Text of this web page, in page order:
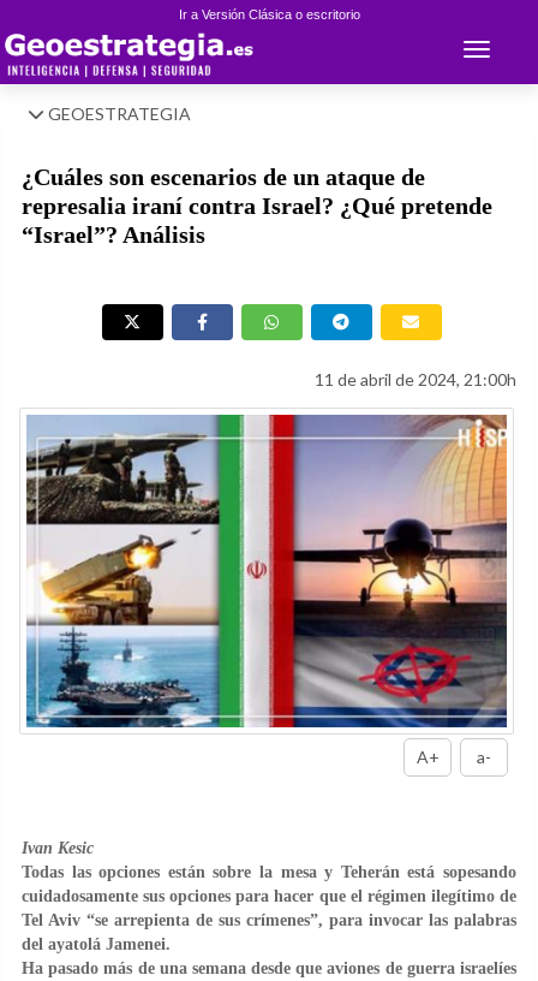
Ir a Versión Clásica o escritorio
Toggle
GEOESTRATEGIA
¿Cuáles son escenarios de un ataque de
represalia iraní contra Israel? ¿Qué pretende
“Israel”? Análisis
11 de abril de 2024, 21:00h
A+ a-
Ivan Kesic
Todas las opciones están sobre la mesa y Teherán está sopesando
cuidadosamente sus opciones para hacer que el régimen ilegítimo de
Tel Aviv “se arrepienta de sus crímenes”, para invocar las palabras
del ayatolá Jamenei.
Ha pasado más de una semana desde que aviones de guerra israelíes